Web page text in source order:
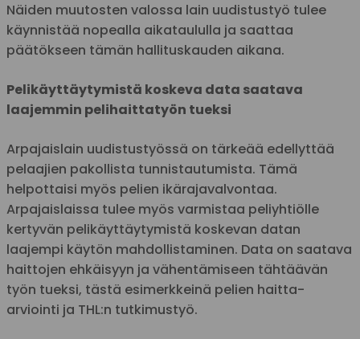
Näiden muutosten valossa lain uudistustyö tulee
käynnistää nopealla aikataululla ja saattaa
päätökseen tämän hallituskauden aikana.
Pelikäyttäytymistä koskeva data saatava
laajemmin pelihaittatyön tueksi
Arpajaislain uudistustyössä on tärkeää edellyttää
pelaajien pakollista tunnistautumista. Tämä
helpottaisi myös pelien ikärajavalvontaa.
Arpajaislaissa tulee myös varmistaa peliyhtiölle
kertyvän pelikäyttäytymistä koskevan datan
laajempi käytön mahdollistaminen. Data on saatava
haittojen ehkäisyyn ja vähentämiseen tähtäävän
työn tueksi, tästä esimerkkeinä pelien haitta-
arviointi ja THL:n tutkimustyö.